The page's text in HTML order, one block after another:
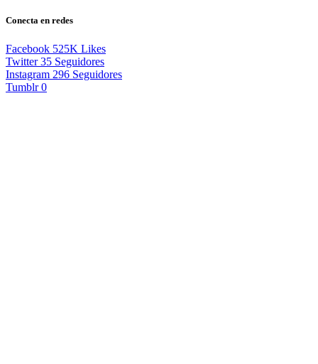
Conecta en redes
Facebook 525K Likes
Twitter 35 Seguidores
Instagram 296 Seguidores
Tumblr 0